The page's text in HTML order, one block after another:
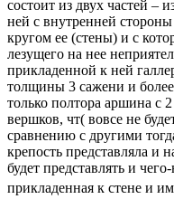
состоит из двух частей –
ней с внутренней
кругом ее (стены) и с
лезущего на нее
прикладенной к ней
толщины 3 сажени и
только полтора аршина с
вершков, чт( вовсе не
сравнению с другими
крепость представляла и
будет представлять и
прикладенная к стене и